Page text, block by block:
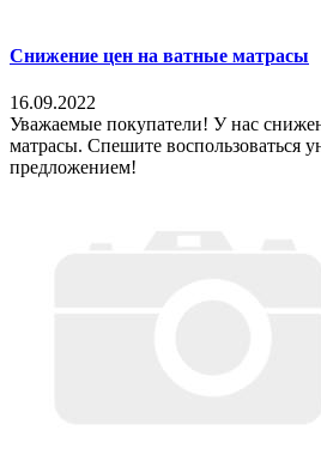
Снижение цен на ватные матрасы
16.09.2022
Уважаемые покупатели! У нас
матрасы. Спешите воспользоваться
предложением!